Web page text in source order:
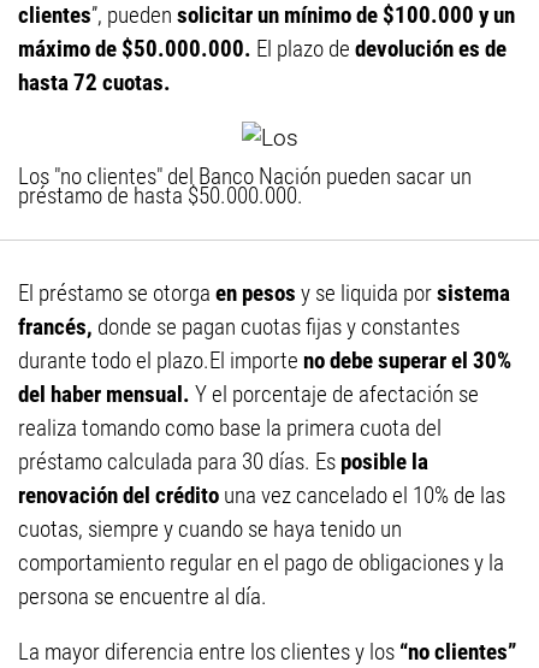
clientes”, pueden solicitar un mínimo de $100.000 y un
máximo de $50.000.000. El plazo de devolución es de
hasta 72 cuotas.
Los "no clientes" del Banco Nación pueden sacar un
préstamo de hasta $50.000.000.
El préstamo se otorga en pesos y se liquida porsistema
francés, donde se pagan cuotas fijas y constantes
durante todo el plazo.El importe no debe superar el 30%
del haber mensual. Y el porcentaje de afectación se
realiza tomando como base la primera cuota del
préstamo calculada para 30 días. Es posible la
renovación del crédito una vez cancelado el 10% de las
cuotas, siempre y cuando se haya tenido un
comportamiento regular en el pago de obligaciones y la
persona se encuentre al día.
La mayor diferencia entre los clientes y los “no clientes”